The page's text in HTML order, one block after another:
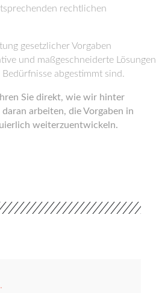
rechtlichen
gesetzlicher Vorgaben
und maßgeschneiderte Lösungen
abgestimmt sind.
Sie direkt, wie wir hinter
arbeiten, die Vorgaben in
weiterzuentwickeln.